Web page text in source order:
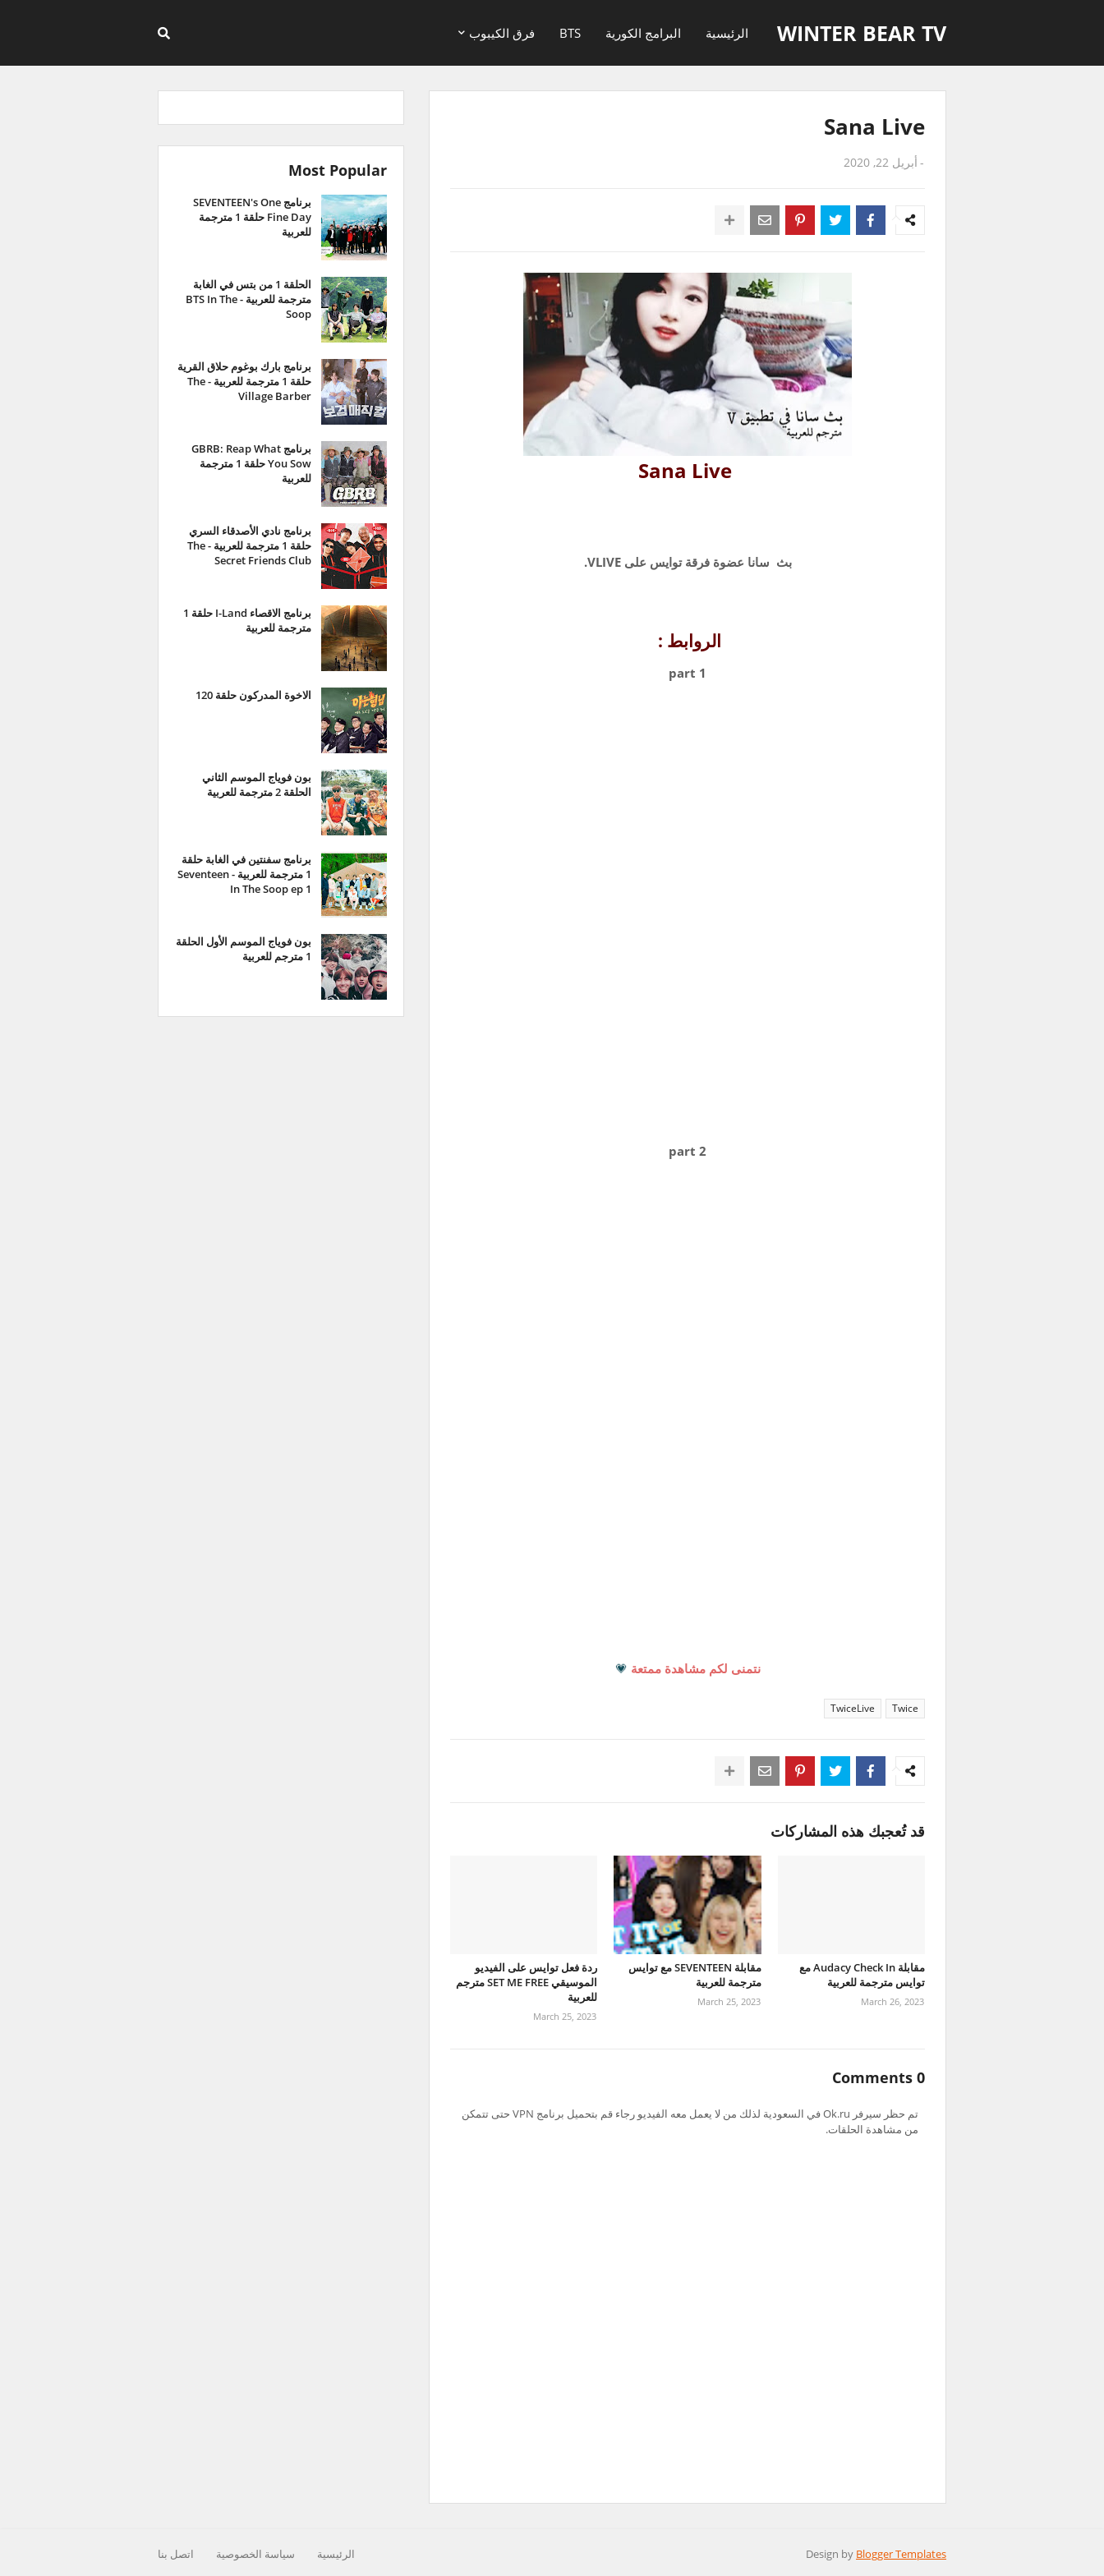
WINTER BEAR TV الرئيسية البرامج الكورية BTS فرق الكيبوب
Sana Live
- أبريل 22, 2020
بث سانا عضوة فرقة توايس على VLIVE.
الروابط :
part 1
part 2
نتمنى لكم مشاهدة ممتعة 💗
Twice
TwiceLive
قد تُعجبك هذه المشاركات
مقابلة Audacy Check In مع
توايس مترجمة للعربية
March 26, 2023
مقابلة SEVENTEEN مع توايس
مترجمة للعربية
March 25, 2023
ردة فعل توايس على الفيديو
الموسيقي SET ME FREE مترجم
للعربية
March 25, 2023
0 Comments
تم حظر سيرفر Ok.ru في السعودية لذلك من لا يعمل معه الفيديو رجاء قم بتحميل برنامج VPN حتى تتمكن
من مشاهدة الحلقات.
Most Popular
برنامج SEVENTEEN's One
Fine Day حلقة 1 مترجمة
للعربية
الحلقة 1 من بتس في الغابة
مترجمة للعربية - BTS In The
Soop
برنامج بارك بوغوم حلاق القرية
حلقة 1 مترجمة للعربية - The
Village Barber
برنامج GBRB: Reap What
You Sow حلقة 1 مترجمة
للعربية
برنامج نادي الأصدقاء السري
حلقة 1 مترجمة للعربية - The
Secret Friends Club
برنامج الاقصاء I-Land حلقة 1
مترجمة للعربية
الاخوة المدركون حلقة 120
بون فوياج الموسم الثاني
الحلقة 2 مترجمة للعربية
برنامج سفنتين في الغابة حلقة
1 مترجمة للعربية - Seventeen
In The Soop ep 1
بون فوياج الموسم الأول الحلقة
1 مترجم للعربية
الرئيسية سياسة الخصوصية اتصل بنا Design by Blogger Templates